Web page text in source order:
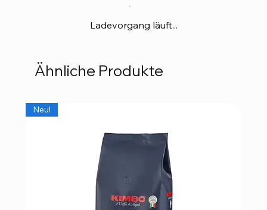
Ladevorgang läuft...
Ähnliche Produkte
Neu!